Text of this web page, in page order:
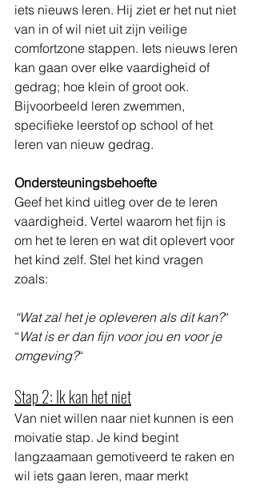
iets nieuws leren. Hij ziet er het nut niet
van in of wil niet uit zijn veilige
comfortzone stappen. Iets nieuws leren
kan gaan over elke vaardigheid of
gedrag; hoe klein of groot ook.
Bijvoorbeeld leren zwemmen,
specifieke leerstof op school of het
leren van nieuw gedrag.
Ondersteuningsbehoefte
Geef het kind uitleg over de te leren
vaardigheid. Vertel waarom het fijn is
om het te leren en wat dit oplevert voor
het kind zelf. Stel het kind vragen
zoals:
“Wat zal het je opleveren als dit kan?“
“ Wat is er dan fijn voor jou en voor je
omgeving?“
Stap 2: Ik kan het niet
Van niet willen naar niet kunnen is een
moivatie stap. Je kind begint
langzaamaan gemotiveerd te raken en
wil iets gaan leren, maar merkt